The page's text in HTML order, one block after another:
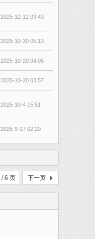
2025-12-12 09:43
2025-10-30 05:13
2025-10-20 04:05
2025-10-20 03:57
2025-10-4 15:51
2025-9-27 02:20
/ 6 页 下一页